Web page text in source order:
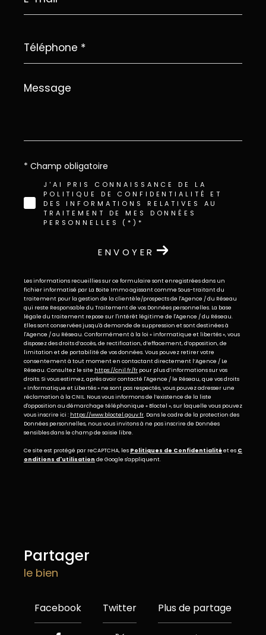
*
*
Message
*
J'AI PRIS CONNAISSANCE DE LA
POLITIQUE DE CONFIDENTIALITÉ ET
DES INFORMATIONS RELATIVES AU
TRAITEMENT DE MES DONNÉES
PERSONNELLES (*)*
* Champ obligatoire
ENVOYER
Les informations recueillies sur ce formulaire sont enregistrées dans un
fichier informatisé par La Boite Immo agissant comme Sous-traitant du
traitement pour la gestion de la clientèle/prospects de l'Agence / du Réseau
qui reste Responsable du Traitement de vos Données personnelles. La base
légale du traitement repose sur l'intérêt légitime de l'Agence / du Réseau.
Elles sont conservées jusqu'à demande de suppression et sont destinées à
l'Agence / au Réseau. Conformément à la loi « informatique et libertés », vous
disposez des droits d’accès, de rectification, d’effacement, d’opposition, de
limitation et de portabilité de vos données. Vous pouvez retirer votre
consentement à tout moment en contactant directement l’Agence / Le
Réseau. Consultez le site https://cnil.fr/fr pour plus d’informations sur vos
droits. Si vous estimez, après avoir contacté l'Agence / le Réseau, que vos droits
« Informatique et Libertés » ne sont pas respectés, vous pouvez adresser une
réclamation à la CNIL. Nous vous informons de l’existence de la liste
d'opposition au démarchage téléphonique « Bloctel », sur laquelle vous pouvez
vous inscrire ici : https://www.bloctel.gouv.fr. Dans le cadre de la protection des
Données personnelles, nous vous invitons à ne pas inscrire de Données
sensibles dans le champ de saisie libre.
Ce site est protégé par reCAPTCHA, les Politiques de Confidentialitéet es C
onditions d'utilisation de Google s'appliquent.
partager
le bien
Facebook Twitter Plus de partage